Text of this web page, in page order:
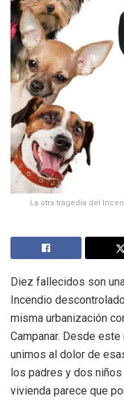
La otra tragedia del
Diez fallecidos son
Incendio
misma urbanización
Campanar. Desde
unimos al dolor de
los padres y dos
vivienda parece que